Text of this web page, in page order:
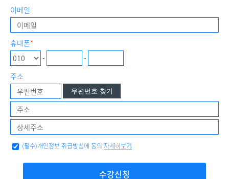
이메일
휴대폰*
-
-
주소
우편번호 찾기
(필수)개인정보 취급방침에 동의 자세히보기
수강신청